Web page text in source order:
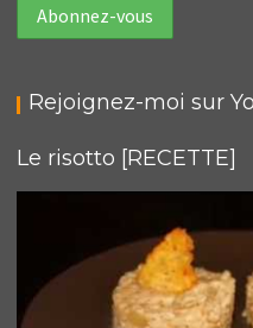
Rejoignez-moi sur
Le risotto [RECETTE]